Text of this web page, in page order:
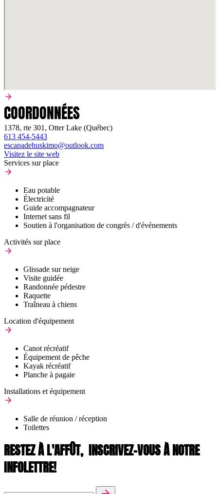
COORDONNÉES
1378, rte 301, Otter Lake (Québec)
613 454-5443
escapadehuskimo@outlook.com
Visitez le site web
Services sur place
Eau potable
Électricité
Guide accompagnateur
Internet sans fil
Soutien à l'organisation de congrès / d'événements
Activités sur place
Glissade sur neige
Visite guidée
Randonnée pédestre
Raquette
Traîneau à chiens
Location d'équipement
Canot récréatif
Équipement de pêche
Kayak récréatif
Planche à pagaie
Installations et équipement
Salle de réunion / réception
Toilettes
RESTEZ À L'AFFÛT, INSCRIVEZ-VOUS À NOTRE
INFOLETTRE!